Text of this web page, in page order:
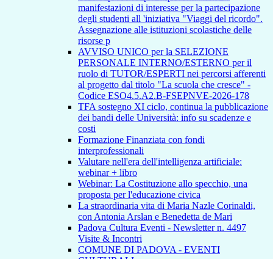
manifestazioni di interesse per la partecipazione
degli studenti all 'iniziativa "Viaggi del ricordo".
Assegnazione alle istituzioni scolastiche delle
risorse p
AVVISO UNICO per la SELEZIONE
PERSONALE INTERNO/ESTERNO per il
ruolo di TUTOR/ESPERTI nei percorsi afferenti
al progetto dal titolo "La scuola che cresce" -
Codice ESO4.5.A2.B-FSEPNVE-2026-178
TFA sostegno XI ciclo, continua la pubblicazione
dei bandi delle Università: info su scadenze e
costi
Formazione Finanziata con fondi
interprofessionali
Valutare nell'era dell'intelligenza artificiale:
webinar + libro
Webinar: La Costituzione allo specchio, una
proposta per l'educazione civica
La straordinaria vita di Maria Nazle Corinaldi,
con Antonia Arslan e Benedetta de Mari
Padova Cultura Eventi - Newsletter n. 4497
Visite & Incontri
COMUNE DI PADOVA - EVENTI